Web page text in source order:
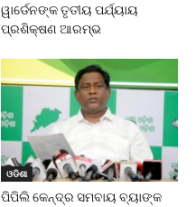
ୱାର୍ଡେନଙ୍କ ତୃତୀୟ ପର୍ଯ୍ୟାୟ
ପ୍ରଶିକ୍ଷଣ ଆରମ୍ଭ
ଓଡିଶା
ପିପିଲି କେନ୍ଦ୍ର ସମବାୟ ବ୍ୟାଙ୍କ